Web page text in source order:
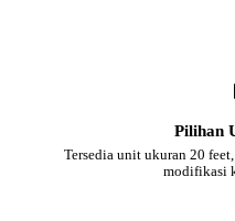
Pilihan
Tersedia unit ukuran 20
modifikasi